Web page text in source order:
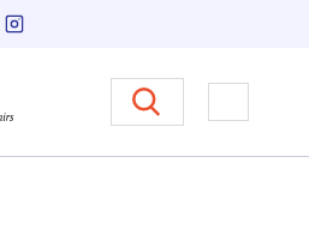
Carnegie Council 国际事务中的
打开菜单